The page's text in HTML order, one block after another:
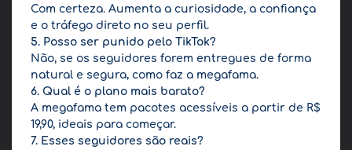
Com certeza. Aumenta a curiosidade, a confiança
e o tráfego direto no seu perfil.
5. Posso ser punido pelo TikTok?
Não, se os seguidores forem entregues de forma
natural e segura, como faz a megafama.
6. Qual é o plano mais barato?
A megafama tem pacotes acessíveis a partir de R$
19,90, ideais para começar.
7. Esses seguidores são reais?